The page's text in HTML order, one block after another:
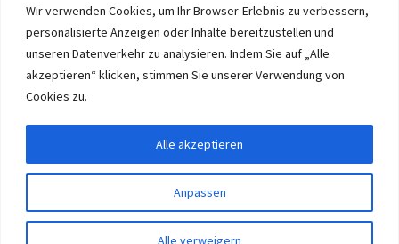
Wir verwenden Cookies, um Ihr Browser-Erlebnis zu verbessern,
personalisierte Anzeigen oder Inhalte bereitzustellen und
unseren Datenverkehr zu analysieren. Indem Sie auf „Alle
akzeptieren“ klicken, stimmen Sie unserer Verwendung von
Cookies zu.
Anpassen
Alle verweigern
Alle akzeptieren
© 2026 Eruon Trade UG, Germany, member of the ERUON